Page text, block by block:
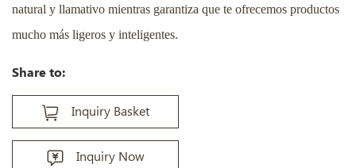
natural y llamativo mientras garantiza que te ofrecemos productos
mucho más ligeros y inteligentes.
Share to:
Inquiry Basket
Inquiry Now